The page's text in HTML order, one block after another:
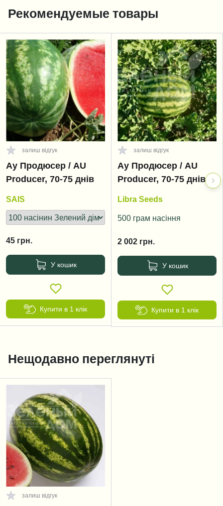
Рекомендуемые товары
залиш відгук
Ау Продюсер / AU
Producer, 70-75 днів
SAIS
45 грн.
У кошик
Купити в 1 клік
залиш відгук
Ау Продюсер / AU
Producer, 70-75 днів
Libra Seeds
500 грам насіння
2 002 грн.
У кошик
Купити в 1 клік
Нещодавно переглянуті
залиш відгук